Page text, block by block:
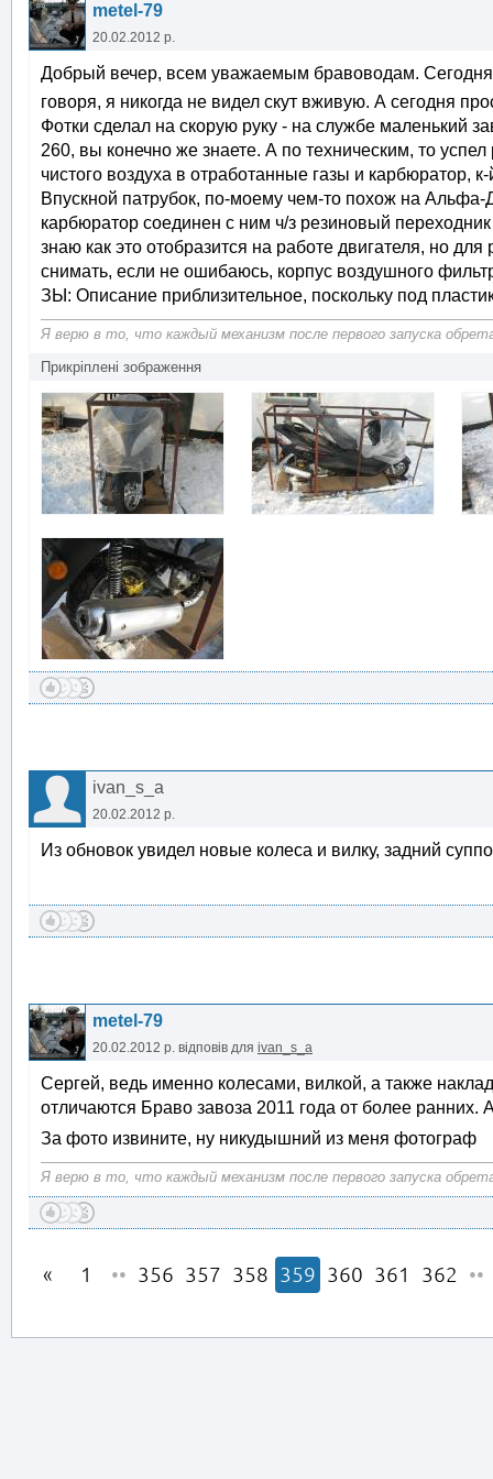
metel-79
20.02.2012 р.
Добрый вечер, всем уважаемым бравоводам. Сегодня
говоря, я никогда не видел скут вживую. А сегодня
Фотки сделал на скорую руку - на службе маленький
260, вы конечно же знаете. А по техническим, то
чистого воздуха в отработанные газы и карбюратор,
Впускной патрубок, по-моему чем-то похож на
карбюратор соединен с ним ч/з резиновый
знаю как это отобразится на работе двигателя, но
снимать, если не ошибаюсь, корпус воздушного
ЗЫ: Описание приблизительное, поскольку под
Я верю в то, что каждый механизм после первого запуска
Прикріплені зображення
ivan_s_a
20.02.2012 р.
Из обновок увидел новые колеса и вилку, задний
metel-79
20.02.2012 р. відповів для ivan_s_a
Сергей, ведь именно колесами, вилкой, а также
отличаются Браво завоза 2011 года от более
За фото извините, ну никудышний из меня фотограф
Я верю в то, что каждый механизм после первого запуска
1 •• 356 357 358 359 360 361 362 ••